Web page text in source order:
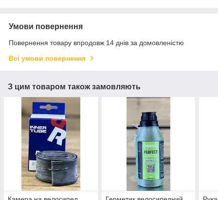
Умови повернення
Повернення товару впродовж 14 днів за домовленістю
Всі умови повернення
З цим товаром також замовляють